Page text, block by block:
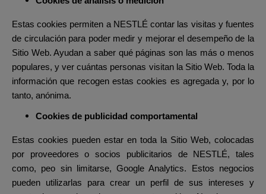
Estas cookies permiten a NESTLÉ contar las visitas y fuentes
de circulación para poder medir y mejorar el desempeño de la
Sitio Web. Ayudan a saber qué páginas son las más o menos
populares, y ver cuántas personas visitan la Sitio Web. Toda la
información que recogen estas cookies es agregada y, por lo
tanto, anónima.
Cookies de publicidad comportamental
Estas cookies pueden estar en toda la Sitio Web, colocadas
por proveedores o socios publicitarios de NESTLÉ, tales
como, peo sin limitarse, Google Analytics. Estos negocios
pueden utilizarlas para crear un perfil de sus intereses y